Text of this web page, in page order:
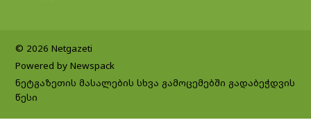
© 2026 Netgazeti
Powered by Newspack
ნეტგაზეთის მასალების სხვა გამოცემებში გადაბეჭდვის
წესი